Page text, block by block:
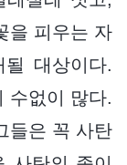
을 피우는 자
대상이다.
수없이 많다.
들은 꼭 사탄